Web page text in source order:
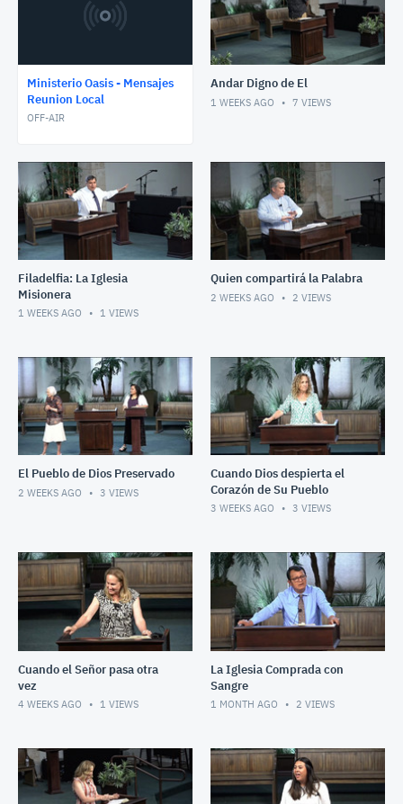
Ministerio Oasis - Mensajes
Reunion Local
OFF-AIR
Andar Digno de El
1 WEEKS AGO 7 VIEWS
Filadelfia: La Iglesia
Misionera
1 WEEKS AGO 1 VIEWS
Quien compartirá la Palabra
2 WEEKS AGO 2 VIEWS
El Pueblo de Dios Preservado
2 WEEKS AGO 3 VIEWS
Cuando Dios despierta el
Corazón de Su Pueblo
3 WEEKS AGO 3 VIEWS
Cuando el Señor pasa otra
vez
4 WEEKS AGO 1 VIEWS
La Iglesia Comprada con
Sangre
1 MONTH AGO 2 VIEWS